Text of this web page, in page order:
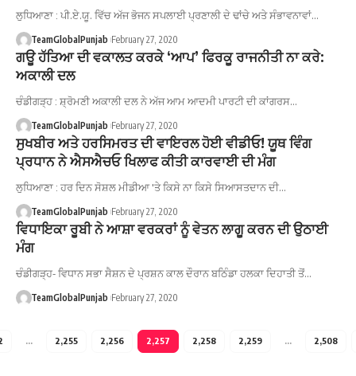
ਲੁਧਿਆਣਾ : ਪੀ.ਏ.ਯੂ. ਵਿੱਚ ਅੱਜ ਭੋਜਨ ਸਪਲਾਈ ਪ੍ਰਣਾਲੀ ਦੇ ਢਾਂਚੇ ਅਤੇ ਸੰਭਾਵਨਾਵਾਂ…
TeamGlobalPunjab February 27, 2020
ਗਊ ਹੱਤਿਆ ਦੀ ਵਕਾਲਤ ਕਰਕੇ ‘ਆਪ’ ਫਿਰਕੂ ਰਾਜਨੀਤੀ ਨਾ ਕਰੇ:
ਅਕਾਲੀ ਦਲ
ਚੰਡੀਗੜ੍ਹ : ਸ਼੍ਰੋਮਣੀ ਅਕਾਲੀ ਦਲ ਨੇ ਅੱਜ ਆਮ ਆਦਮੀ ਪਾਰਟੀ ਦੀ ਕਾਂਗਰਸ…
TeamGlobalPunjab February 27, 2020
ਸੁਖਬੀਰ ਅਤੇ ਹਰਸਿਮਰਤ ਦੀ ਵਾਇਰਲ ਹੋਈ ਵੀਡੀਓ! ਯੂਥ ਵਿੰਗ
ਪ੍ਰਧਾਨ ਨੇ ਐਸਐਚਓ ਖਿਲਾਫ ਕੀਤੀ ਕਾਰਵਾਈ ਦੀ ਮੰਗ
ਲੁਧਿਆਣਾ : ਹਰ ਦਿਨ ਸੋਸ਼ਲ ਮੀਡੀਆ 'ਤੇ ਕਿਸੇ ਨਾ ਕਿਸੇ ਸਿਆਸਤਦਾਨ ਦੀ…
TeamGlobalPunjab February 27, 2020
ਵਿਧਾਇਕਾ ਰੂਬੀ ਨੇ ਆਸ਼ਾ ਵਰਕਰਾਂ ਨੂੰ ਵੇਤਨ ਲਾਗੂ ਕਰਨ ਦੀ ਉਠਾਈ
ਮੰਗ
ਚੰਡੀਗੜ੍ਹ- ਵਿਧਾਨ ਸਭਾ ਸੈਸ਼ਨ ਦੇ ਪ੍ਰਸ਼ਨ ਕਾਲ ਦੌਰਾਨ ਬਠਿੰਡਾ ਹਲਕਾ ਦਿਹਾਤੀ ਤੋਂ…
TeamGlobalPunjab February 27, 2020
… 2,255 2,256 2,257 2,258 2,259 … 2,508